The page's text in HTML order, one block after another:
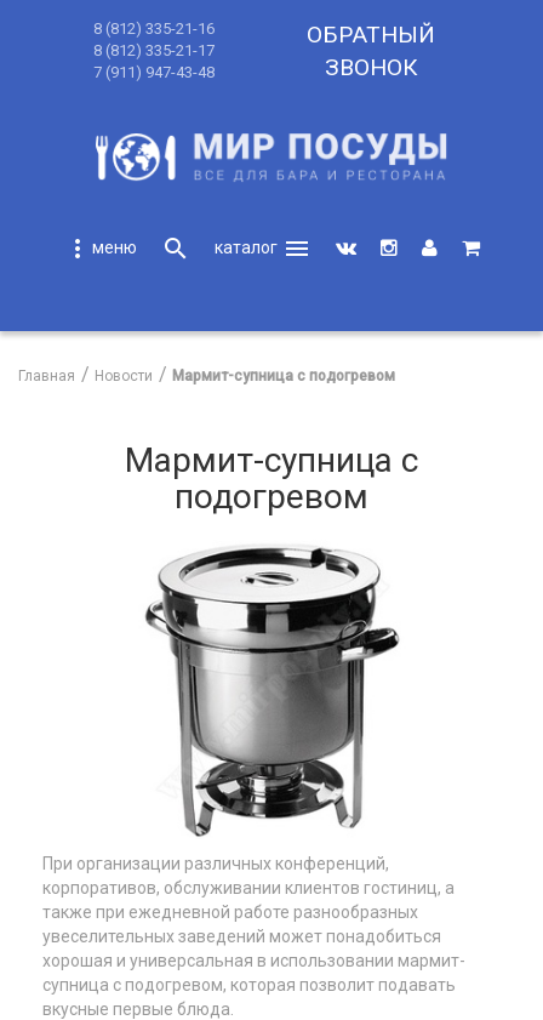
8 (812) 335-21-16
8 (812) 335-21-17
7 (911) 947-43-48
ОБРАТНЫЙ
ЗВОНОК
more_vert search
menu
Главная Новости Мармит-супница с подогревом
Мармит-супница с
подогревом
При организации различных конференций,
корпоративов, обслуживании клиентов гостиниц, а
также при ежедневной работе разнообразных
увеселительных заведений может понадобиться
хорошая и универсальная в использовании мармит-
супница с подогревом, которая позволит подавать
вкусные первые блюда.